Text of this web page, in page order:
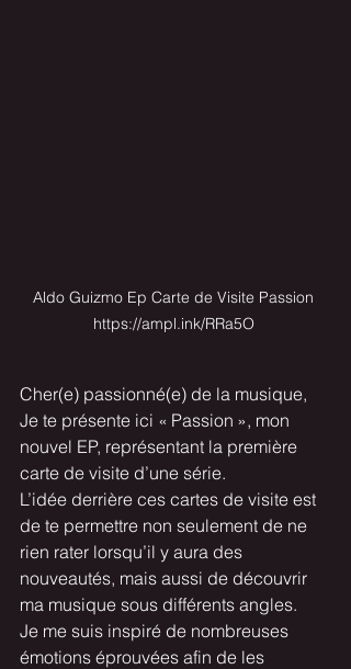
Aldo Guizmo Ep Carte de Visite Passion
https://ampl.ink/RRa5O
Cher(e) passionné(e) de la musique,
Je te présente ici « Passion », mon
nouvel EP, représentant la première
carte de visite d’une série.
L’idée derrière ces cartes de visite est
de te permettre non seulement de ne
rien rater lorsqu’il y aura des
nouveautés, mais aussi de découvrir
ma musique sous différents angles.
Je me suis inspiré de nombreuses
émotions éprouvées afin de les